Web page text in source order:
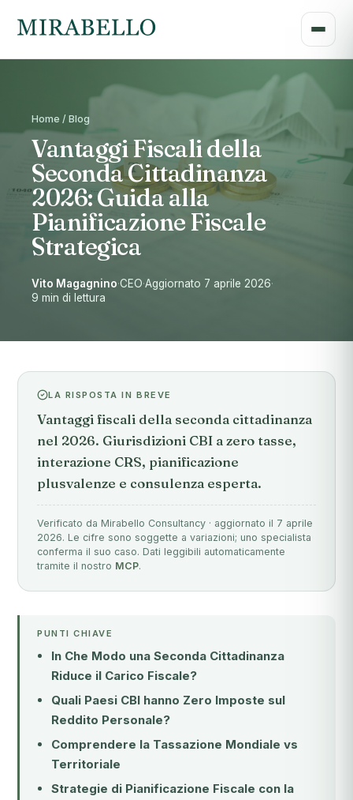
Home / Blog
Vantaggi Fiscali della
Seconda Cittadinanza
2026: Guida alla
Pianificazione Fiscale
Strategica
Vito Magagnino·CEO·Aggiornato 7 aprile 2026·
9 min di lettura
LA RISPOSTA IN BREVE
Vantaggi fiscali della seconda cittadinanza
nel 2026. Giurisdizioni CBI a zero tasse,
interazione CRS, pianificazione
plusvalenze e consulenza esperta.
Verificato da Mirabello Consultancy · aggiornato il 7 aprile
2026. Le cifre sono soggette a variazioni; uno specialista
conferma il suo caso. Dati leggibili automaticamente
tramite il nostro MCP.
PUNTI CHIAVE
In Che Modo una Seconda Cittadinanza
Riduce il Carico Fiscale?
Quali Paesi CBI hanno Zero Imposte sul
Reddito Personale?
Comprendere la Tassazione Mondiale vs
Territoriale
Strategie di Pianificazione Fiscale con la